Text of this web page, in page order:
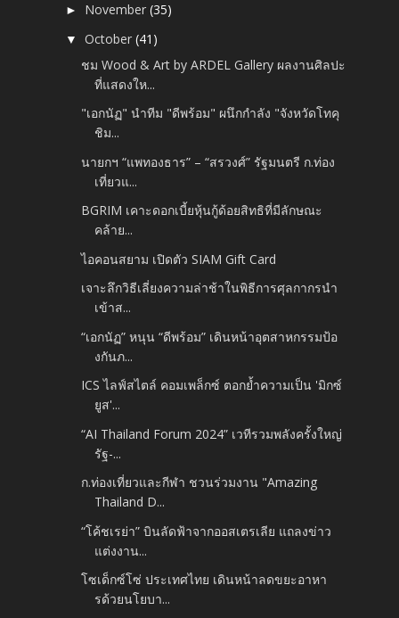
► November(35)
▼October(41)
ชม Wood & Art by ARDEL Gallery ผลงานศิลปะ
ที่แสดงให...
"เอกนัฏ" นำทีม "ดีพร้อม" ผนึกกำลัง "จังหวัดโทคุ
ชิม...
นายกฯ “แพทองธาร” – “สรวงศ์” รัฐมนตรี ก.ท่อง
เที่ยวแ...
BGRIM เคาะดอกเบี้ยหุ้นกู้ด้อยสิทธิที่มีลักษณะ
คล้าย...
ไอคอนสยาม เปิดตัว SIAM Gift Card
เจาะลึกวิธีเลี่ยงความล่าช้าในพิธีการศุลกากรนำ
เข้าส...
“เอกนัฏ” หนุน “ดีพร้อม” เดินหน้าอุตสาหกรรมป้อ
งกันภ...
ICS ไลฟ์สไตล์ คอมเพล็กซ์ ตอกย้ำความเป็น 'มิกซ์
ยูส'...
“AI Thailand Forum 2024” เวทีรวมพลังครั้งใหญ่
รัฐ-...
ก.ท่องเที่ยวและกีฬา ชวนร่วมงาน "Amazing
Thailand D...
“โค้ชเรย่า” บินลัดฟ้าจากออสเตรเลีย แถลงข่าว
แต่งงาน...
โซเด็กซ์โซ่ ประเทศไทย เดินหน้าลดขยะอาหา
รด้วยนโยบา...